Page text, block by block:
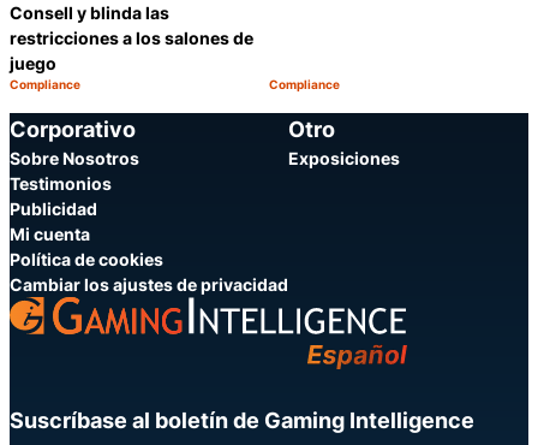
Consell y blinda las
restricciones a los salones de
juego
Categoría:
Compliance
Compartir
Categoría:
Compliance
Corporativo
Sobre Nosotros
Testimonios
Publicidad
Mi cuenta
Política de cookies
Cambiar los ajustes de privacidad
Otro
Exposiciones
Suscríbase al boletín de Gaming Intelligence